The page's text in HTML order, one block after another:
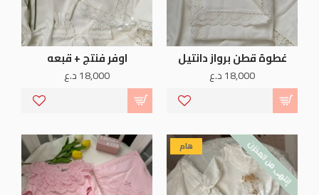
غطوة قطن برواز دانتيل
18,000 د.ع
اوفر فنتج + قبعه
18,000 د.ع
هام إنتهى من المخزن